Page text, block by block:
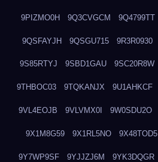
9PIZMO0H 9Q3CVGCM 9Q4799TT
9QSFAYJH 9QSGU715 9R3R0930
9S85RTYJ 9SBD1GAU 9SC20R8W
9THBOC03 9TQKANJX 9U1AHKCF
9VL4EOJB 9VLVMX0I 9W0SDU2O
9X1M8G59 9X1RL5NO 9X48TOD5
9Y7WP9SF 9YJJZJ6M 9YK3DQGR